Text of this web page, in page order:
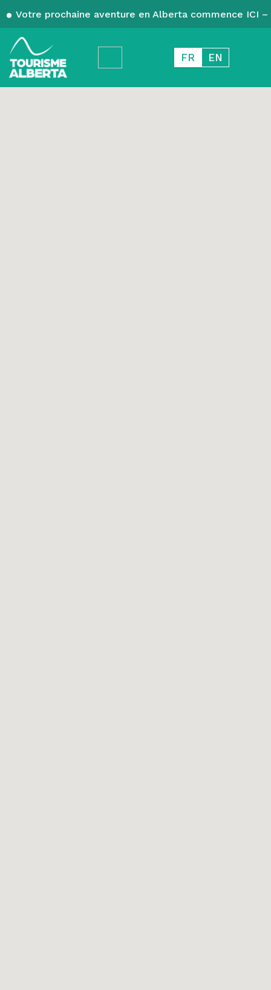
Votre prochaine aventure en Alberta commence ICI
FR EN